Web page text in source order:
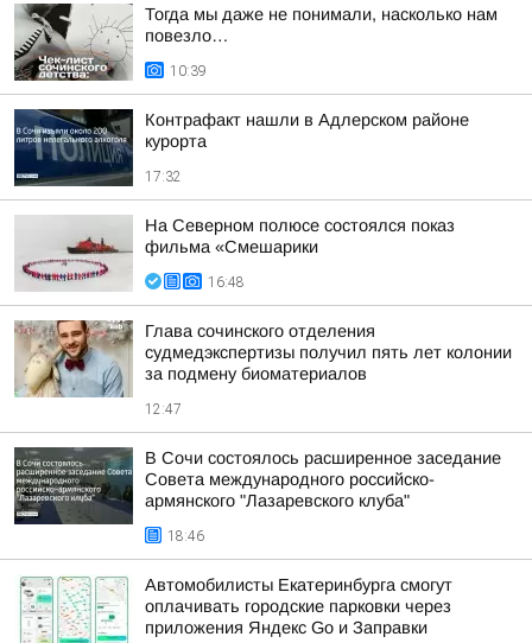
Тогда мы даже не понимали, насколько нам
повезло…
10:39
Контрафакт нашли в Адлерском районе
курорта
17:32
На Северном полюсе состоялся показ
фильма «Смешарики
16:48
Глава сочинского отделения
судмедэкспертизы получил пять лет колонии
за подмену биоматериалов
12:47
В Сочи состоялось расширенное заседание
Совета международного российско-
армянского "Лазаревского клуба"
18:46
Автомобилисты Екатеринбурга смогут
оплачивать городские парковки через
приложения Яндекс Go и Заправки